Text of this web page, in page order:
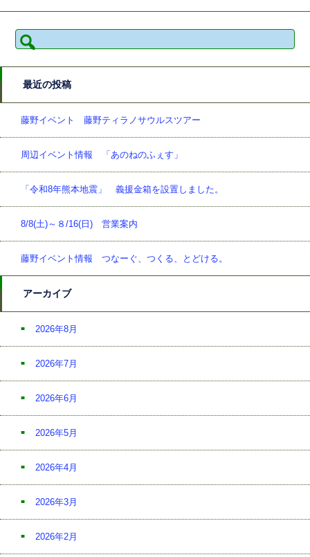
検
索:
最近の投稿
藤野イベント 藤野ティラノサウルスツアー
周辺イベント情報 「あのねのふぇす」
「令和8年熊本地震」 義援金箱を設置しました。
8/8(土)～８/16(日) 営業案内
藤野イベント情報 つなーぐ、つくる、とどける。
アーカイブ
2026年8月
2026年7月
2026年6月
2026年5月
2026年4月
2026年3月
2026年2月